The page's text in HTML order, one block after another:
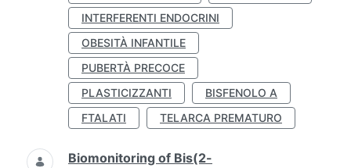
INTERFERENTI ENDOCRINI
OBESITÀ INFANTILE
PUBERTÀ PRECOCE
PLASTICIZZANTI
BISFENOLO A
FTALATI
TELARCA PREMATURO
Biomonitoring of Bis(2-